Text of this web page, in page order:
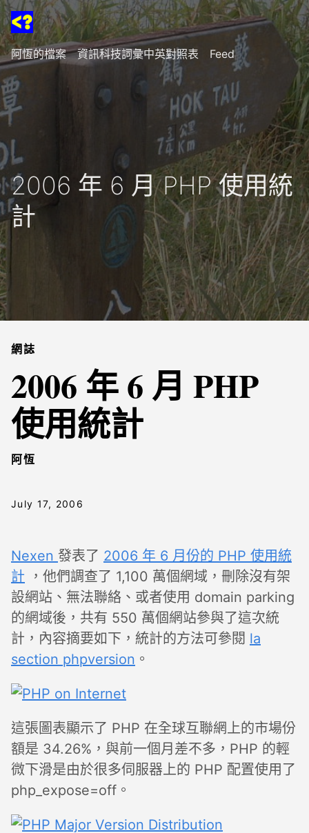
阿恆的檔案 資訊科技詞彙中英對照表 Feed
2006 年 6 月 PHP 使用統
計
網誌
2006 年 6 月 PHP
使用統計
阿恆
July 17, 2006
Nexen 發表了 2006 年 6 月份的 PHP 使用統
計 ，他們調查了 1,100 萬個網域，刪除沒有架
設網站、無法聯絡、或者使用 domain parking
的網域後，共有 550 萬個網站參與了這次統
計，內容摘要如下，統計的方法可參閱 la
section phpversion 。
這張圖表顯示了 PHP 在全球互聯網上的市場份
額是 34.26%，與前一個月差不多，PHP 的輕
微下滑是由於很多伺服器上的 PHP 配置使用了
php_expose=off。